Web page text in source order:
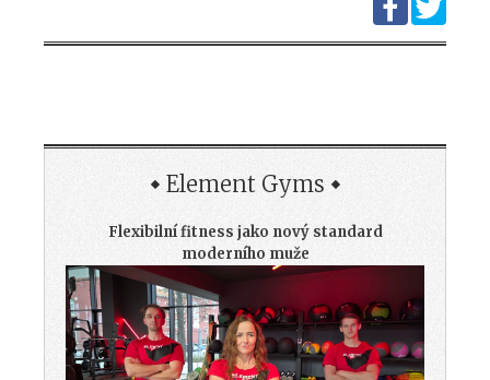
Element Gyms
Flexibilní fitness jako nový standard
moderního muže